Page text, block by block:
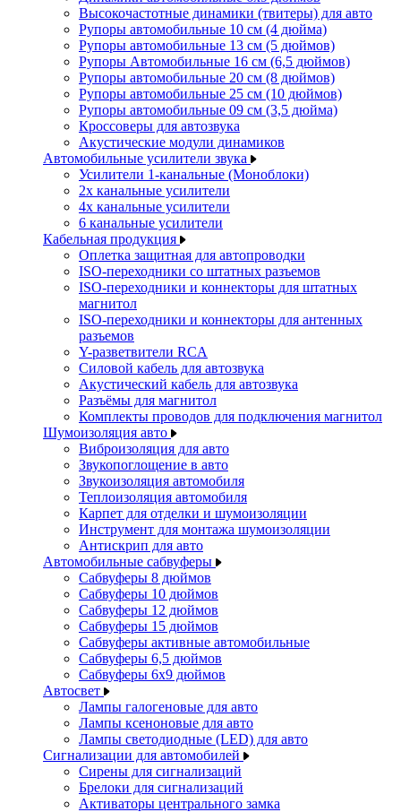
Высокочастотные динамики (твитеры) для авто
Рупоры автомобильные 10 см (4 дюйма)
Рупоры автомобильные 13 см (5 дюймов)
Рупоры Автомобильные 16 см (6,5 дюймов)
Рупоры автомобильные 20 см (8 дюймов)
Рупоры автомобильные 25 см (10 дюймов)
Рупоры автомобильные 09 см (3,5 дюйма)
Кроссоверы для автозвука
Акустические модули динамиков
Автомобильные усилители звука
Усилители 1-канальные (Моноблоки)
2х канальные усилители
4х канальные усилители
6 канальные усилители
Кабельная продукция
Оплетка защитная для автопроводки
ISO-переходники со штатных разъемов
ISO-переходники и коннекторы для штатных
магнитол
ISO-переходники и коннекторы для антенных
разъемов
Y-разветвители RCA
Силовой кабель для автозвука
Акустический кабель для автозвука
Разъёмы для магнитол
Комплекты проводов для подключения магнитол
Шумоизоляция авто
Виброизоляция для авто
Звукопоглощение в авто
Звукоизоляция автомобиля
Теплоизоляция автомобиля
Карпет для отделки и шумоизоляции
Инструмент для монтажа шумоизоляции
Антискрип для авто
Автомобильные сабвуферы
Сабвуферы 8 дюймов
Сабвуферы 10 дюймов
Сабвуферы 12 дюймов
Сабвуферы 15 дюймов
Сабвуферы активные автомобильные
Сабвуферы 6,5 дюймов
Сабвуферы 6x9 дюймов
Автосвет
Лампы галогеновые для авто
Лампы ксеноновые для авто
Лампы светодиодные (LED) для авто
Сигнализации для автомобилей
Сирены для сигнализаций
Брелоки для сигнализаций
Активаторы центрального замка